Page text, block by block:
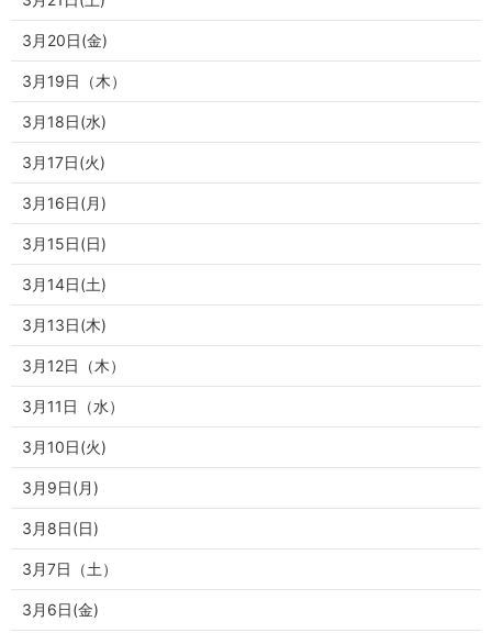
3月20日(金)
3月19日（木）
3月18日(水)
3月17日(火)
3月16日(月)
3月15日(日)
3月14日(土)
3月13日(木)
3月12日（木）
3月11日（水）
3月10日(火)
3月9日(月)
3月8日(日)
3月7日（土）
3月6日(金)